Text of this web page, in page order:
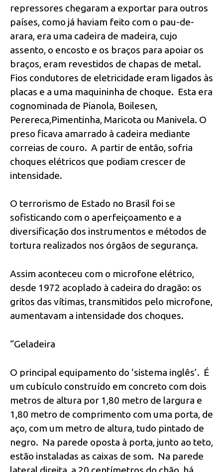
repressores chegaram a exportar para outros
países, como já haviam feito com o pau-de-
arara, era uma cadeira de madeira, cujo
assento, o encosto e os braços para apoiar os
braços, eram revestidos de chapas de metal.
Fios condutores de eletricidade eram ligados às
placas e a uma maquininha de choque. Esta era
cognominada de Pianola, Boilesen,
Perereca,Pimentinha, Maricota ou Manivela. O
preso ficava amarrado à cadeira mediante
correias de couro. A partir de então, sofria
choques elétricos que podiam crescer de
intensidade.
O terrorismo de Estado no Brasil foi se
sofisticando com o aperfeiçoamento e a
diversificação dos instrumentos e métodos de
tortura realizados nos órgãos de segurança.
Assim aconteceu com o microfone elétrico,
desde 1972 acoplado à cadeira do dragão: os
gritos das vítimas, transmitidos pelo microfone,
aumentavam a intensidade dos choques.
“Geladeira
O principal equipamento do ‘sistema inglês’. É
um cubículo construído em concreto com dois
metros de altura por 1,80 metro de largura e
1,80 metro de comprimento com uma porta, de
aço, com um metro de altura, tudo pintado de
negro. Na parede oposta à porta, junto ao teto,
estão instaladas as caixas de som. Na parede